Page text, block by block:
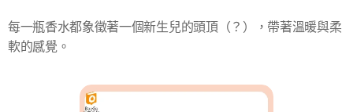
每一瓶香水都象徵著一個新生兒的頭頂（？），帶著溫暖與柔
軟的感覺。